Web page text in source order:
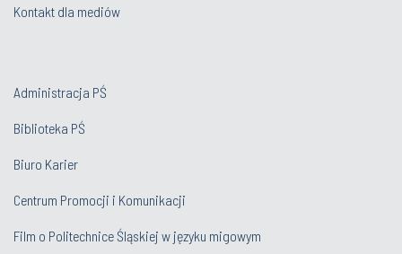
Kontakt dla mediów
Administracja PŚ
Biblioteka PŚ
Biuro Karier
Centrum Promocji i Komunikacji
Film o Politechnice Śląskiej w języku migowym